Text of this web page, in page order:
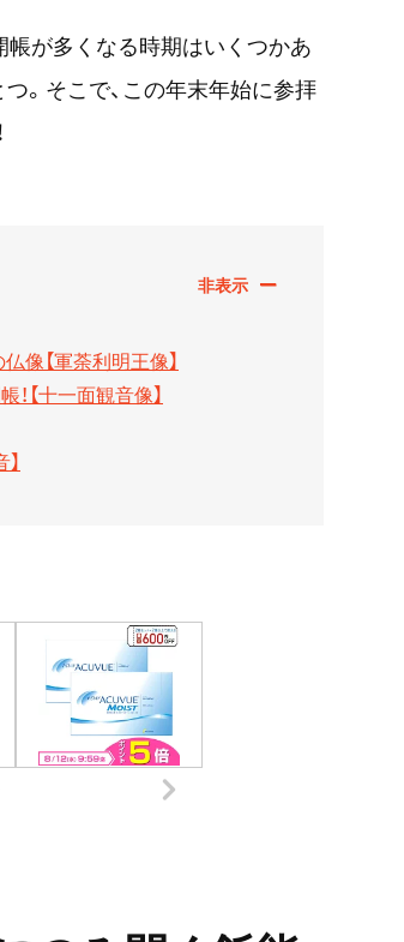
帳が多くなる時期はいくつかあ
。 そこで、この年末年始に参拝
像【軍荼利明王像】
【十一面観音像】